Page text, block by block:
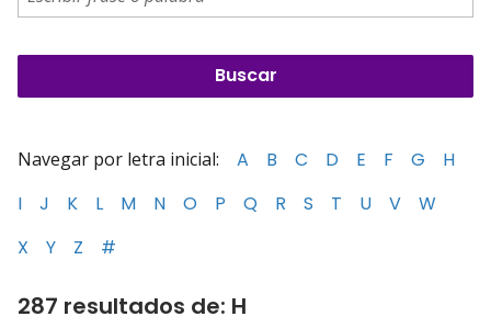
Navegar por letra inicial: A B C D E F G
H
I
J K L M N O P Q R S T U V
W
X
Y Z #
287 resultados de: H